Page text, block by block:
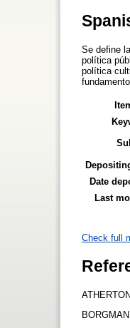
Se define
política
política
Date
Last
Check full